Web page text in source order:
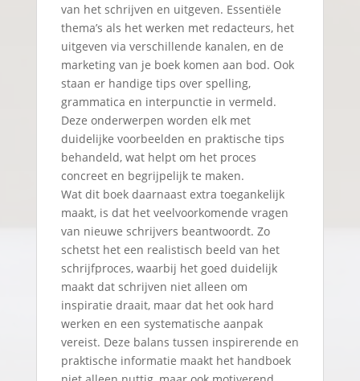
van het schrijven en uitgeven. Essentiële
thema’s als het werken met redacteurs, het
uitgeven via verschillende kanalen, en de
marketing van je boek komen aan bod. Ook
staan er handige tips over spelling,
grammatica en interpunctie in vermeld.
Deze onderwerpen worden elk met
duidelijke voorbeelden en praktische tips
behandeld, wat helpt om het proces
concreet en begrijpelijk te maken.
Wat dit boek daarnaast extra toegankelijk
maakt, is dat het veelvoorkomende vragen
van nieuwe schrijvers beantwoordt. Zo
schetst het een realistisch beeld van het
schrijfproces, waarbij het goed duidelijk
maakt dat schrijven niet alleen om
inspiratie draait, maar dat het ook hard
werken en een systematische aanpak
vereist. Deze balans tussen inspirerende en
praktische informatie maakt het handboek